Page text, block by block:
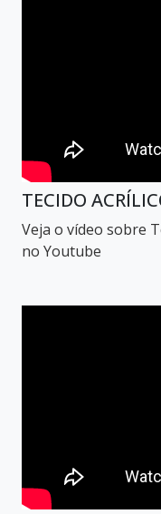
TECIDO
Veja o vídeo sobre
no Youtube